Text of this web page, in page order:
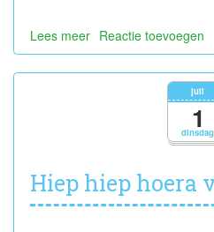
Lees meer over
Thema
'Zomer
Reactie toevoegen
dinsdag
juli
1
Hiep hiep hoera